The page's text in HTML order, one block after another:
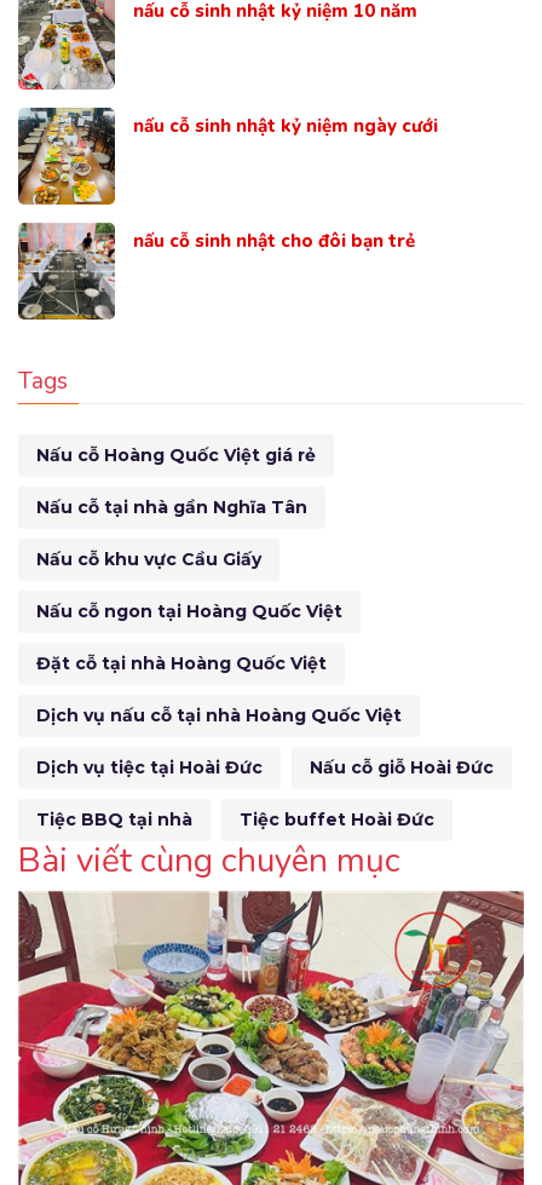
nấu cỗ sinh nhật kỷ niệm 10 năm
nấu cỗ sinh nhật kỷ niệm ngày cưới
nấu cỗ sinh nhật cho đôi bạn trẻ
Tags
Nấu cỗ Hoàng Quốc Việt giá rẻ
Nấu cỗ tại nhà gần Nghĩa Tân
Nấu cỗ khu vực Cầu Giấy
Nấu cỗ ngon tại Hoàng Quốc Việt
Đặt cỗ tại nhà Hoàng Quốc Việt
Dịch vụ nấu cỗ tại nhà Hoàng Quốc Việt
Dịch vụ tiệc tại Hoài Đức Nấu cỗ giỗ Hoài Đức
Tiệc BBQ tại nhà Tiệc buffet Hoài Đức
Bài viết cùng chuyên mục